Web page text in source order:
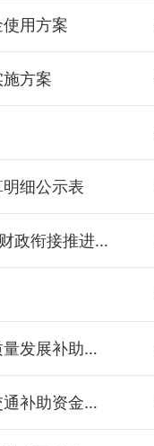
用方案
方案
细公示表
汨农组办发〔2025〕32号关于下达2025年财政衔接推进乡村振兴补助资金（到户产业补助资金）项目计划的通知
关于2025年油价补贴资金统筹支持渔业高质量发展补助项目的公示
关于发放2025年度脱贫、监测对象一次性交通补助资金的通知